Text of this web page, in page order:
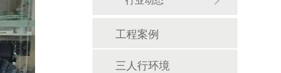
工程案例
三人行环境